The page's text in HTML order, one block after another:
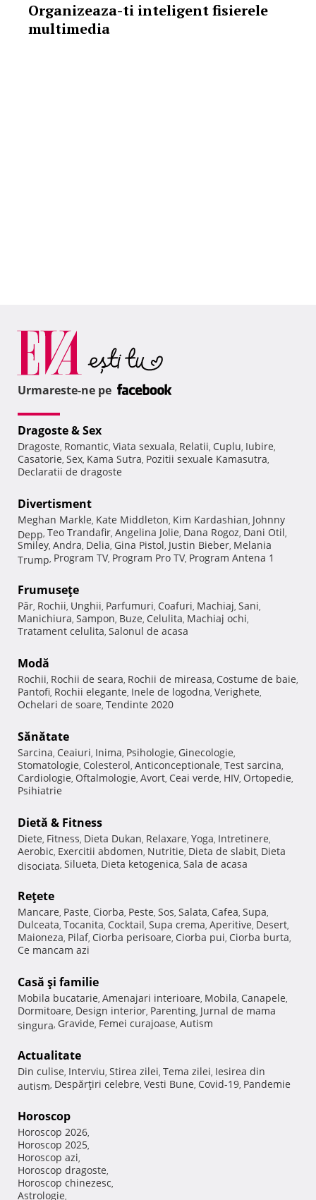
Organizeaza-ti inteligent fisierele
multimedia
Urmareste-ne pe
Dragoste & Sex
Dragoste, Romantic, Viata sexuala, Relatii, Cuplu, Iubire,
Casatorie, Sex, Kama Sutra, Pozitii sexuale Kamasutra,
Declaratii de dragoste
Divertisment
Meghan Markle, Kate Middleton, Kim Kardashian, Johnny
Depp, Teo Trandafir, Angelina Jolie, Dana Rogoz, Dani Otil,
Smiley, Andra, Delia, Gina Pistol, Justin Bieber, Melania
Trump, Program TV, Program Pro TV, Program Antena 1
Frumuseţe
Păr, Rochii, Unghii, Parfumuri, Coafuri, Machiaj, Sani,
Manichiura, Sampon, Buze, Celulita, Machiaj ochi,
Tratament celulita, Salonul de acasa
Modă
Rochii, Rochii de seara, Rochii de mireasa, Costume de baie,
Pantofi, Rochii elegante, Inele de logodna, Verighete,
Ochelari de soare, Tendinte 2020
Sănătate
Sarcina, Ceaiuri, Inima, Psihologie, Ginecologie,
Stomatologie, Colesterol, Anticonceptionale, Test sarcina,
Cardiologie, Oftalmologie, Avort, Ceai verde, HIV, Ortopedie,
Psihiatrie
Dietă & Fitness
Diete, Fitness, Dieta Dukan, Relaxare, Yoga, Intretinere,
Aerobic, Exercitii abdomen, Nutritie, Dieta de slabit, Dieta
disociata, Silueta, Dieta ketogenica, Sala de acasa
Reţete
Mancare, Paste, Ciorba, Peste, Sos, Salata, Cafea, Supa,
Dulceata, Tocanita, Cocktail, Supa crema, Aperitive, Desert,
Maioneza, Pilaf, Ciorba perisoare, Ciorba pui, Ciorba burta,
Ce mancam azi
Casă şi familie
Mobila bucatarie, Amenajari interioare, Mobila, Canapele,
Dormitoare, Design interior, Parenting, Jurnal de mama
singura, Gravide, Femei curajoase, Autism
Actualitate
Din culise, Interviu, Stirea zilei, Tema zilei, Iesirea din
autism, Despărţiri celebre, Vesti Bune, Covid-19, Pandemie
Horoscop
Horoscop 2026,
Horoscop 2025,
Horoscop azi,
Horoscop dragoste,
Horoscop chinezesc,
Astrologie,